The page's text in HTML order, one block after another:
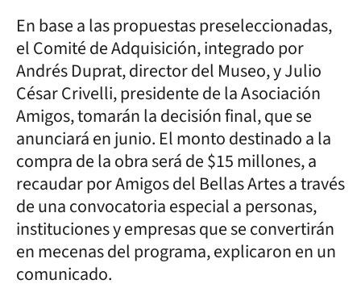
En base a las propuestas preseleccionadas,
el Comité de Adquisición, integrado por
Andrés Duprat, director del Museo, y Julio
César Crivelli, presidente de la Asociación
Amigos, tomarán la decisión final, que se
anunciará en junio. El monto destinado a la
compra de la obra será de $15 millones, a
recaudar por Amigos del Bellas Artes a través
de una convocatoria especial a personas,
instituciones y empresas que se convertirán
en mecenas del programa, explicaron en un
comunicado.